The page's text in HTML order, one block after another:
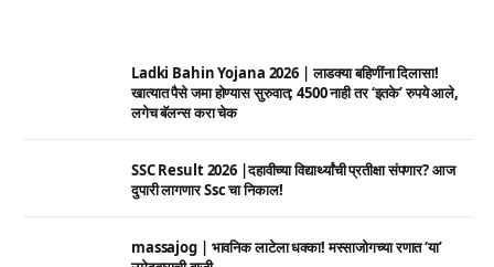
Ladki Bahin Yojana 2026 | लाडक्या बहिणींना दिलासा!
खात्यात पैसे जमा होण्यास सुरुवात; 4500 नाही तर ‘इतके’ रुपये आले,
लगेच बॅलन्स करा चेक
SSC Result 2026 |दहावीच्या विद्यार्थ्यांची प्रतीक्षा संपणार? आज
दुपारी लागणार Ssc चा निकाल!
massajog | भावनिक लाटेला धक्का! मस्साजोगच्या रणात ‘या’